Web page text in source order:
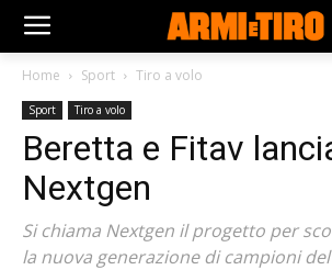
Home Sport Tiro a volo
Sport Tiro a volo
Beretta e Fitav
Nextgen
Si chiama Nextgen il progetto per
la nuova generazione di campioni